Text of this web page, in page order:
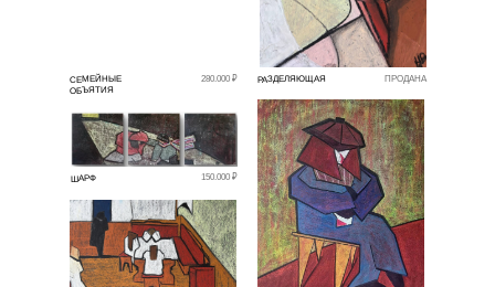
280.000 ₽ РАЗДЕЛЯЮЩАЯ ПРОДАНА
СЕМЕЙНЫЕ
ОБЪЯТИЯ
ШАРФ 150.000 ₽